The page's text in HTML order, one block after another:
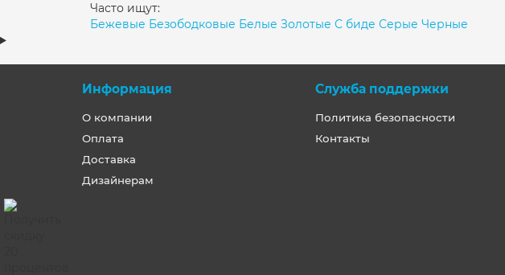
Часто ищут:
Бежевые Безободковые Белые Золотые С биде Серые Черные
Информация
О компании
Оплата
Доставка
Дизайнерам
Служба поддержки
Политика безопасности
Контакты